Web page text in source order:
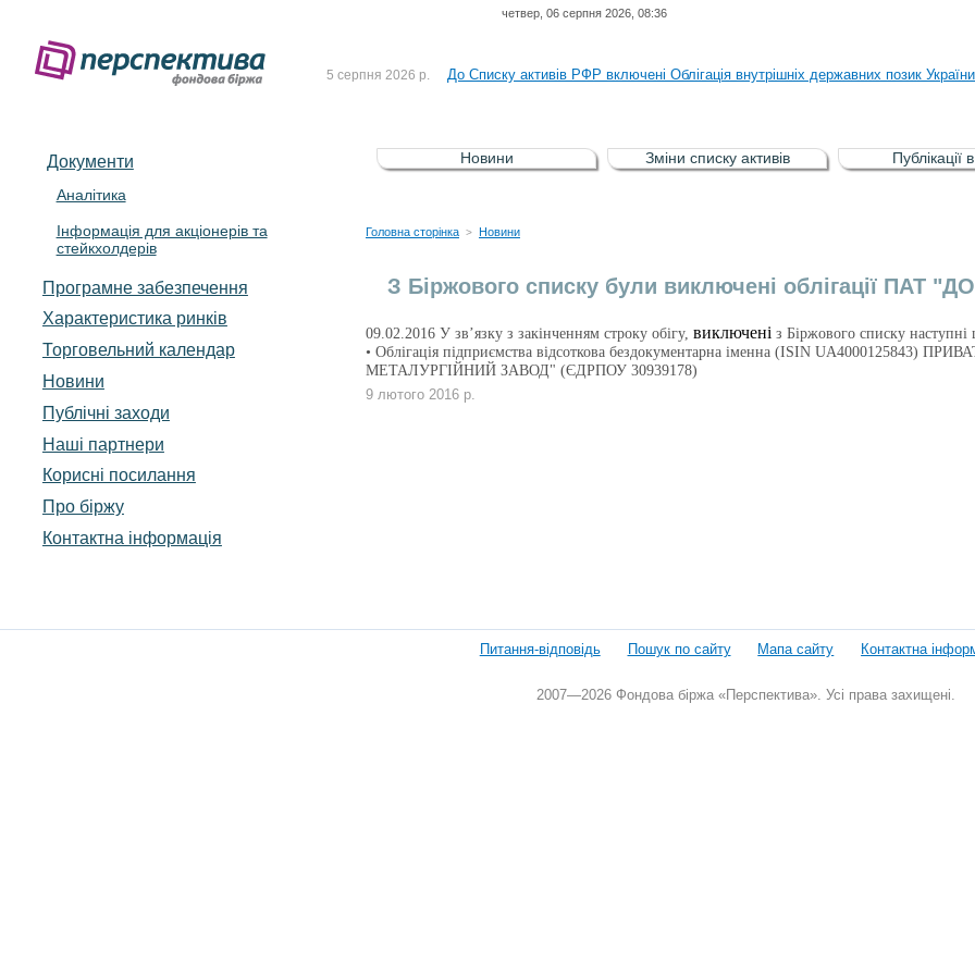
четвер, 06 серпня 2026, 08:36
5 серпня 2026 р. До Списку активів РФР включені Облігація внутрішніх державних позик
5 серпня 2026 р. До уваги власників облігацій ISIN UA5000008459 серії В ТОВ"ФАСТФІНАНС"
4 серпня 2026 р. Рішення НКЦПФР від 04.08.2026 р.стосовно обігу цінних паперів окремих
Документи
Аналітика
Інформація для акціонерів та
стейкхолдерів
Програмне забезпечення
Характеристика pинків
Торговельний календар
Новини
Публічні заходи
Наші партнери
Корисні посилання
Про біржу
Контактна інформація
Новини Зміни списку активів Публікації
Головна сторінка > Новини
З Біржового списку були виключені облігації
09.02.2016 У зв’язку з закінченням строку обігу, виключені з Біржового списку наступні
• Облігація підприємства відсоткова бездокументарна іменна (ISIN
МЕТАЛУРГІЙНИЙ ЗАВОД" (ЄДРПОУ 30939178)
9 лютого 2016 р.
Питання-відповідь Пошук по сайту Мапа сайту Контактна
2007—2026 Фондова біржа «Перспектива». Усі права захищені.